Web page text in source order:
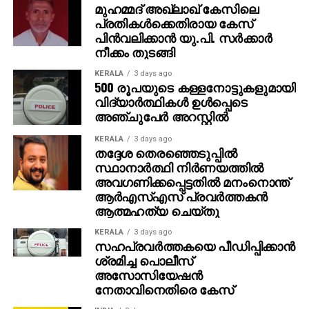
നോക്കിനിന്നെന്നും അക്രമിസംഘത്തെ സഹായിക്കുന്ന
രീതിയിലായിരുന്നു പൊലീസുകാരുടെ പെരുമാറ്റമെന്നും
അവര്‍ ആരോപിച്ചു.
അക്രമികള്‍ക്കെതിരെ പരാതി നല്‍കാന്‍ പൊലീസ്
ഇരകളോട് ആവശ്യപ്പെട്ടു. അടുത്ത ദിവസം,
കൃത്യനിര്‍വഹണത്തിലെ വീഴ്ചയ്ക്ക് എട്ട്
ഉദ്യോഗസ്ഥരെ സസ്‌പെന്‍ഡ് ചെയ്യുകയും രവീന്ദ്ര
സിങ് തേല, രോഹിത് ശര്‍മ എന്നീ രണ്ട് പ്രധാന
അക്രമികളെ അറസ്റ്റ് ചെയ്യുകയും ചെയ്തു.
ഇരുവരെയും പിന്നീട് ജാമ്യത്തില്‍ വിട്ടു.
ഗോരക്ഷാ സംഘാം?ഗമായ പ്രാദേശിക ബിജെപി
നേതാവാണ് തേല. പ്രദേശത്തെ പ്രതിഷേധങ്ങള്‍
റിപ്പോര്‍ട്ട് ചെയ്യുന്നതിനിടെ ഒരു
മാധ്യമപ്രവര്‍ത്തകനെ ആക്രമിച്ച സംഭവമുള്‍പ്പെടെ
നിരവധി കേസുകളും ഇയാള്‍ക്കെതിരെയുണ്ട്. ഒരു
ദിവസം കസ്റ്റഡിയിലായിരുന്ന പ്രതികള്‍ക്കെതിരെ
മുഹമ്മദ് അഖ്‌ലാഖ് കേസിലെ
പ്രതികള്‍ക്കെതിരായ കേസ്
പിന്‍വലിക്കാന്‍ യു.പി. സര്‍ക്കാര്‍
നീക്കം തുടങ്ങി
KERALA 3 days ago
500 രൂപയുടെ കള്ളനോട്ടുകളുമായി
വിദ്യാര്‍ത്ഥികള്‍ ഉള്‍പ്പെടെ
അഞ്ചുപേര്‍ അറസ്റ്റില്‍
KERALA 3 days ago
തദ്ദേശ തെരഞ്ഞെടുപ്പില്‍
സ്ഥാനാര്‍ത്ഥി നിര്‍ണയത്തില്‍
അവഗണിക്കപ്പെട്ടതില്‍ മനംനൊന്ത്
ആര്‍എസ്എസ് പ്രവര്‍ത്തകന്‍
ആത്മഹത്യ ചെയ്തു
KERALA 3 days ago
സഹപ്രവര്‍ത്തകയെ പീഡിപ്പിക്കാന്‍
ശ്രമിച്ച പൊലീസ്
അസോസിയേഷന്‍
നേതാവിനെതിരെ കേസ്